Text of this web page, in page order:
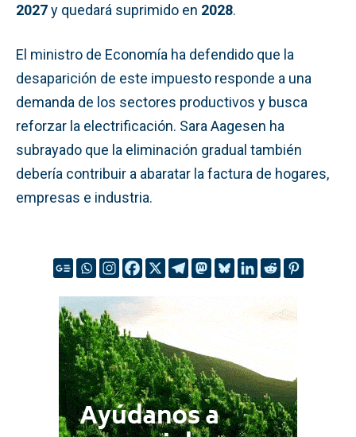
2027y quedará suprimido en 2028.
El ministro de Economía ha defendido que la
desaparición de este impuesto responde a una
demanda de los sectores productivos y busca
reforzar la electrificación. Sara Aagesen ha
subrayado que la eliminación gradual también
debería contribuir a abaratar la factura de hogares,
empresas e industria.